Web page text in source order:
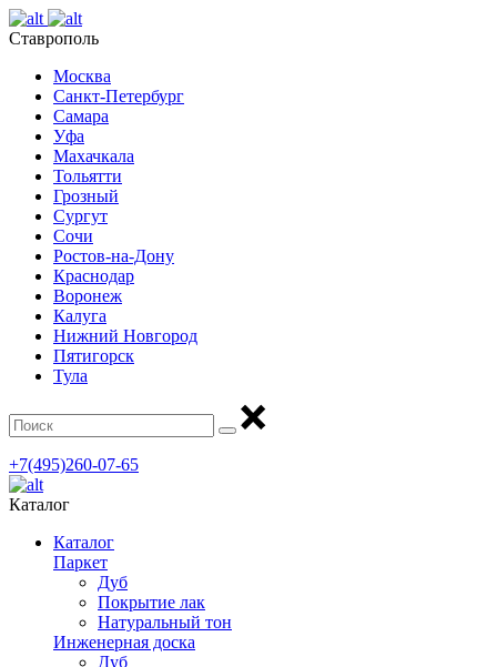
Ставрополь
Москва
Санкт-Петербург
Самара
Уфа
Махачкала
Тольятти
Грозный
Сургут
Сочи
Ростов-на-Дону
Краснодар
Воронеж
Калуга
Нижний Новгород
Пятигорск
Тула
+7(495)260-07-65
Каталог
Каталог
Паркет
Дуб
Покрытие лак
Натуральный тон
Инженерная доска
Дуб